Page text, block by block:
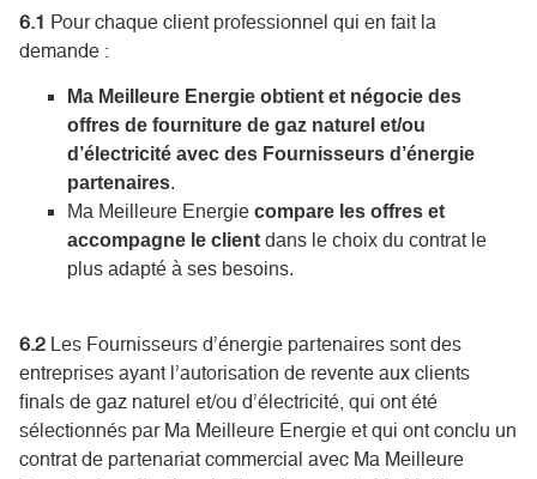
6.1 Pour chaque client professionnel qui en fait la
demande :
Ma Meilleure Energie obtient et négocie des
offres de fourniture de gaz naturel et/ou
d’électricité avec des Fournisseurs d’énergie
partenaires.
Ma Meilleure Energie compare les offres et
accompagne le client dans le choix du contrat le
plus adapté à ses besoins.
6.2 Les Fournisseurs d’énergie partenaires sont des
entreprises ayant l’autorisation de revente aux clients
finals de gaz naturel et/ou d’électricité, qui ont été
sélectionnés par Ma Meilleure Energie et qui ont conclu un
contrat de partenariat commercial avec Ma Meilleure